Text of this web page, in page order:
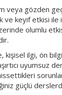
veya gözden
ve keyif etkisi
olumlu
kişisel ilgi, ön
uyumsuz
güçlü